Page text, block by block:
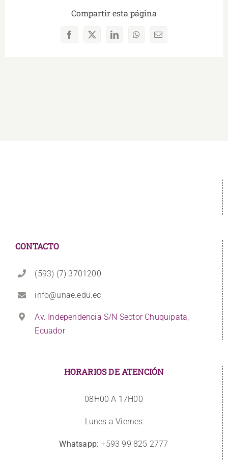
Compartir esta página
Facebook
X LinkedInWhatsAppCorreo
CONTACTO
(593) (7) 3701200
info@unae.edu.ec
Av. Independencia S/N Sector Chuquipata,
Ecuador
HORARIOS DE ATENCIÓN
08H00 A 17H00
Lunes a Viernes
Whatsapp: +593 99 825 2777